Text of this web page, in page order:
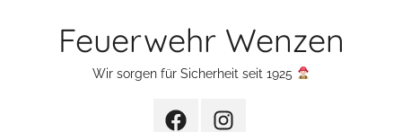
Feuerwehr Wenzen
Wir sorgen für Sicherheit seit 1925
FacebookInstagram